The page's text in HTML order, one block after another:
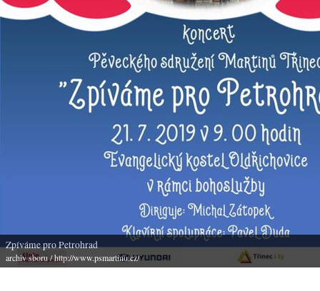
Zpíváme pro Petrohrad
archiv sboru/ http://www.psmartinu.cz/